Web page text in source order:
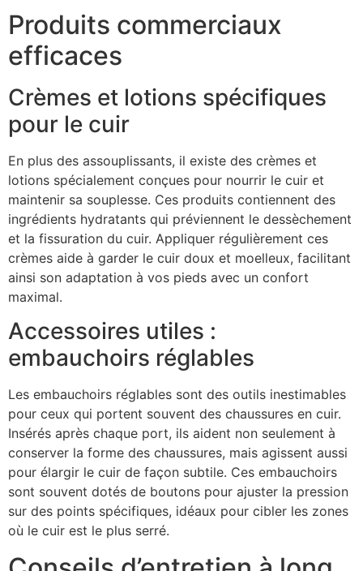
Produits commerciaux
efficaces
Crèmes et lotions spécifiques
pour le cuir
En plus des assouplissants, il existe des crèmes et
lotions spécialement conçues pour nourrir le cuir et
maintenir sa souplesse. Ces produits contiennent des
ingrédients hydratants qui préviennent le dessèchement
et la fissuration du cuir. Appliquer régulièrement ces
crèmes aide à garder le cuir doux et moelleux, facilitant
ainsi son adaptation à vos pieds avec un confort
maximal.
Accessoires utiles :
embauchoirs réglables
Les embauchoirs réglables sont des outils inestimables
pour ceux qui portent souvent des chaussures en cuir.
Insérés après chaque port, ils aident non seulement à
conserver la forme des chaussures, mais agissent aussi
pour élargir le cuir de façon subtile. Ces embauchoirs
sont souvent dotés de boutons pour ajuster la pression
sur des points spécifiques, idéaux pour cibler les zones
où le cuir est le plus serré.